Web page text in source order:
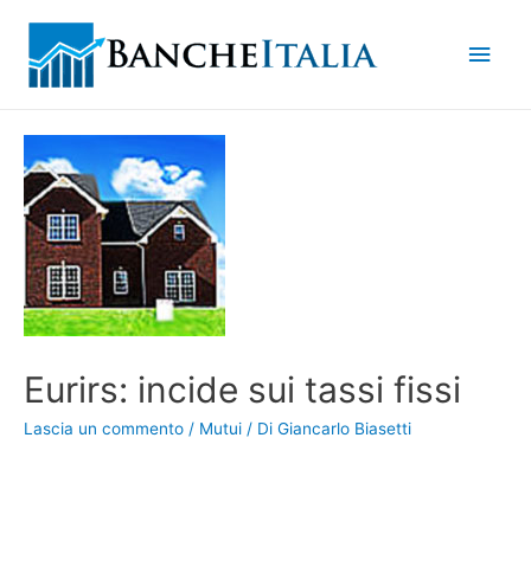
Eurirs: incide sui tassi fissi
Lascia un commento / Mutui / Di Giancarlo Biasetti